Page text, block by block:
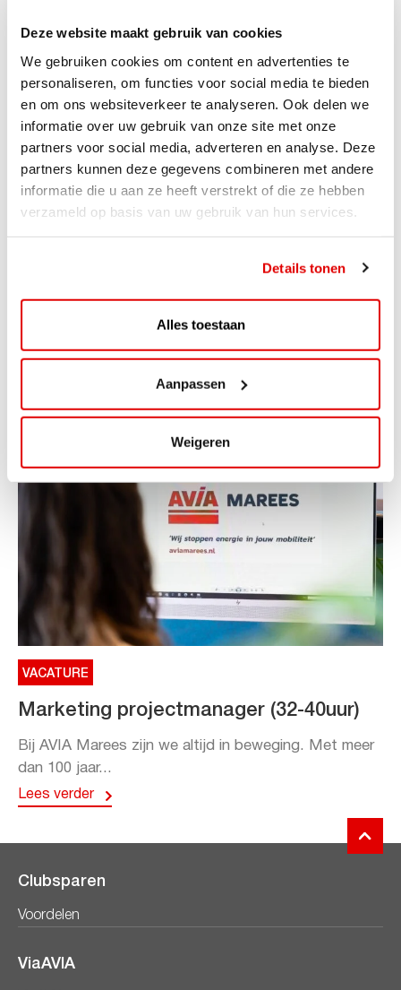
Deze website maakt gebruik van cookies
We gebruiken cookies om content en advertenties te
personaliseren, om functies voor social media te bieden
en om ons websiteverkeer te analyseren. Ook delen we
informatie over uw gebruik van onze site met onze
partners voor social media, adverteren en analyse. Deze
partners kunnen deze gegevens combineren met andere
informatie die u aan ze heeft verstrekt of die ze hebben
verzameld op basis van uw gebruik van hun services.
Details tonen
Alles toestaan
Aanpassen
Weigeren
ViaLuxury Hotels
Toe aan een ontspannen nachtje...
VACATURE
Marketing projectmanager (32-40uur)
Bij AVIA Marees zijn we altijd in beweging. Met meer
dan 100 jaar...
Lees verder
Clubsparen
Voordelen
ViaAVIA